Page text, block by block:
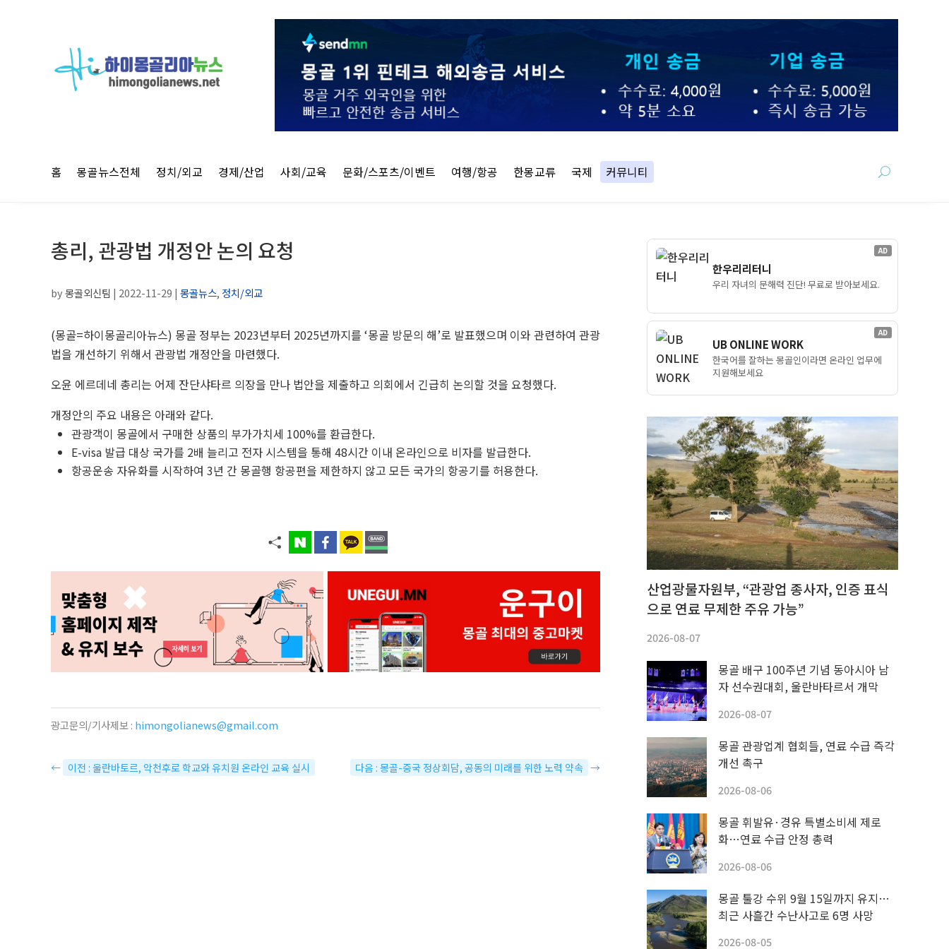
홈 몽골뉴스전체 정치/외교 경제/산업 사회/교육 문화/스포츠/이벤트 여행/항공 한몽교류 국제 커뮤니티
총리, 관광법 개정안 논의 요청
by몽골외신팀 | 2022-11-29 | 몽골뉴스, 정치/외교
(몽골=하이몽골리아뉴스) 몽골 정부는 2023년부터 2025년까지를 ‘몽골 방문의 해’로 발표했으며 이와 관련하여 관광
법을 개선하기 위해서 관광법 개정안을 마련했다.
오윤 에르데네 총리는 어제 잔단샤타르 의장을 만나 법안을 제출하고 의회에서 긴급히 논의할 것을 요청했다.
개정안의 주요 내용은 아래와 같다.
관광객이 몽골에서 구매한 상품의 부가가치세 100%를 환급한다.
E-visa 발급 대상 국가를 2배 늘리고 전자 시스템을 통해 48시간 이내 온라인으로 비자를 발급한다.
항공운송 자유화를 시작하여 3년 간 몽골행 항공편을 제한하지 않고 모든 국가의 항공기를 허용한다.
광고문의/기사제보 : himongolianews@gmail.com
← 이전 : 울란바토르, 악천후로 학교와 유치원 온라인 교육 실시 다음 : 몽골-중국 정상회담, 공동의 미래를 위한 노력 약속 →
AD
한우리리터니
우리 자녀의 문해력 진단! 무료로 받아보세요.
AD
UB ONLINE WORK
한국어를 잘하는 몽골인이라면 온라인 업무에
지원해보세요
산업광물자원부, “관광업 종사자, 인증 표식
으로 연료 무제한 주유 가능”
2026-08-07
몽골 배구 100주년 기념 동아시아 남
자 선수권대회, 울란바타르서 개막
2026-08-07
몽골 관광업계 협회들, 연료 수급 즉각
개선 촉구
2026-08-06
몽골 휘발유·경유 특별소비세 제로
화…연료 수급 안정 총력
2026-08-06
몽골 툴강 수위 9월 15일까지 유지…
최근 사흘간 수난사고로 6명 사망
2026-08-05